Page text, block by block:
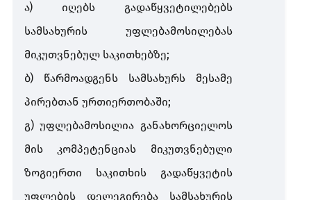
ა) იღებს
გადაწყვეტილებებს
სამსახურის
უფლებამოსილებას
მიკუთვნებულ საკითხებზე;
ბ) წარმოადგენს სამსახურს
მესამე
პირებთან ურთიერთობაში;
გ)უფლებამოსილია განახორციელოს
მის
კომპეტენციას
მიკუთვნებული
ზოგიერთი
საკითხის
გადაწყვეტის
უფლების
დელეგირება
სამსახურის